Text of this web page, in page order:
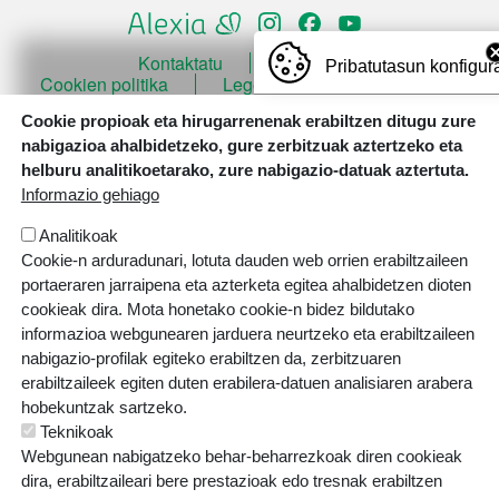
ORRI-OINA
Kontaktatu Lan poltsa
TESTU-LEGALAK
Cookien politika
Lege Oharra
Webgune hau Ikastolen Elkarteak garatu du
Pribatutasun
Cookie propioak eta hirugarrenenak erabiltzen ditugu zure
nabigazioa ahalbidetzeko, gure zerbitzuak aztertzeko eta
helburu analitikoetarako, zure nabigazio-datuak aztertuta.
Informazio gehiago
Analitikoak
Cookie-n arduradunari, lotuta dauden web orrien erabiltzaileen
portaeraren jarraipena eta azterketa egitea ahalbidetzen dioten
cookieak dira. Mota honetako cookie-n bidez bildutako
informazioa webgunearen jarduera neurtzeko eta erabiltzaileen
nabigazio-profilak egiteko erabiltzen da, zerbitzuaren
erabiltzaileek egiten duten erabilera-datuen analisiaren arabera
hobekuntzak sartzeko.
Teknikoak
Webgunean nabigatzeko behar-beharrezkoak diren cookieak
dira, erabiltzaileari bere prestazioak edo tresnak erabiltzen